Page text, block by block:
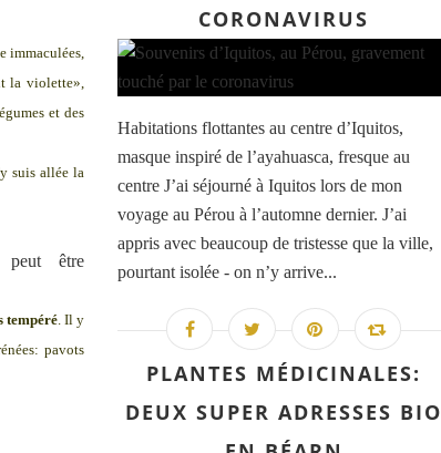
immaculées,
la violette»,
et des
suis allée la
tempéré. Il y
pavots
CORONAVIRUS
Habitations flottantes au centre d’Iquitos,
masque inspiré de l’ayahuasca, fresque au
centre J’ai séjourné à Iquitos lors de mon
voyage au Pérou à l’automne dernier. J’ai
appris avec beaucoup de tristesse que la ville,
pourtant isolée - on n’y arrive...
PLANTES MÉDICINALES:
DEUX SUPER ADRESSES BIO